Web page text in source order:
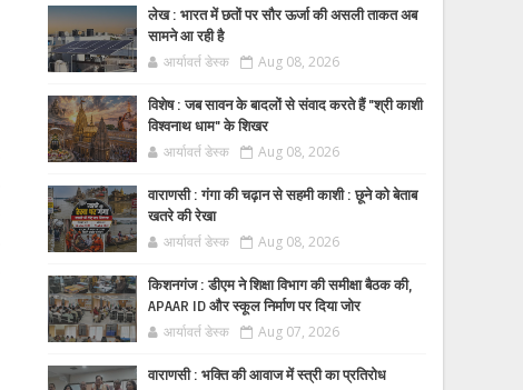
लेख : भारत में छतों पर सौर ऊर्जा की असली ताकत अब
सामने आ रही है
आर्यावर्त डेस्क Aug 08, 2026
विशेष : जब सावन के बादलों से संवाद करते हैं "श्री काशी
विश्वनाथ धाम" के शिखर
आर्यावर्त डेस्क Aug 08, 2026
वाराणसी : गंगा की चढ़ान से सहमी काशी : छूने को बेताब
खतरे की रेखा
आर्यावर्त डेस्क Aug 08, 2026
किशनगंज : डीएम ने शिक्षा विभाग की समीक्षा बैठक की,
APAAR ID और स्कूल निर्माण पर दिया जोर
आर्यावर्त डेस्क Aug 07, 2026
वाराणसी : भक्ति की आवाज में स्त्री का प्रतिरोध